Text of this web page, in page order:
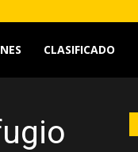
CLASIFICADO